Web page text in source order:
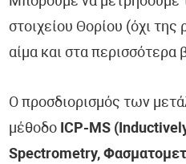
στοιχείου Θορίου (όχι της
αίμα και στα περισσότερα
Ο προσδιορισμός των
μέθοδο ICP-MS
Spectrometry,